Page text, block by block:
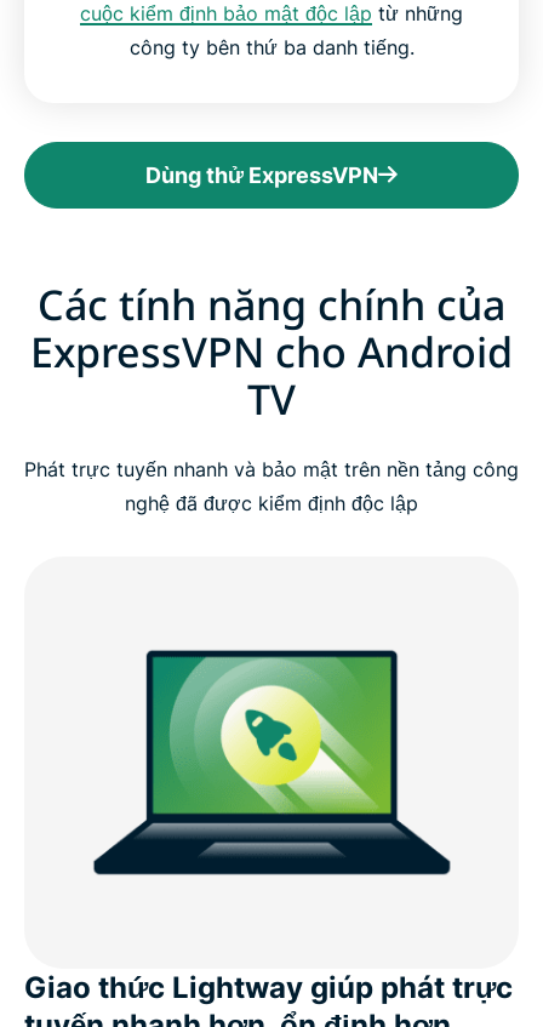
cuộc kiểm định bảo mật độc lập từ những
công ty bên thứ ba danh tiếng.
Dùng thử ExpressVPN
Các tính năng chính của
ExpressVPN cho Android
TV
Phát trực tuyến nhanh và bảo mật trên nền tảng công
nghệ đã được kiểm định độc lập
Giao thức Lightway giúp phát trực